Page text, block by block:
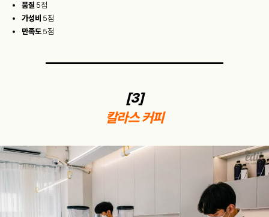
품질 5점
가성비 5점
만족도5점
[3]
칼라스 커피